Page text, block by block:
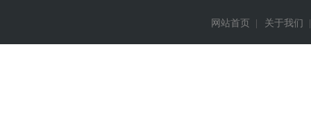
网站首页 关于我们